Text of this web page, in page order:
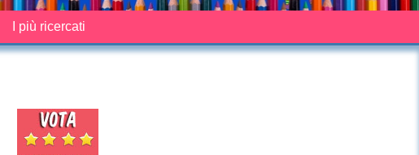
I più ricercati